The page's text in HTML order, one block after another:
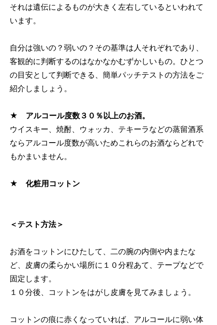
それは遺伝によるものが大きく左右しているといわれて
います。
自分は強いの？弱いの？その基準は人それぞれであり、
客観的に判断するのはなかなかむずかしいもの。ひとつ
の目安として判断できる、簡単パッチテストの方法をご
紹介しましょう。
★ アルコール度数３０％以上のお酒。
ウイスキー、焼酎、ウォッカ、テキーラなどの蒸留酒系
ならアルコール度数が高いためこれらのお酒ならどれで
もかまいません。
★ 化粧用コットン
＜テスト方法＞
お酒をコットンにひたして、二の腕の内側や内またな
ど、皮膚の柔らかい場所に１０分程あて、テープなどで
固定します。
１０分後、コットンをはがし皮膚を見てみましょう。
コットンの痕に赤くなっていれば、アルコールに弱い体